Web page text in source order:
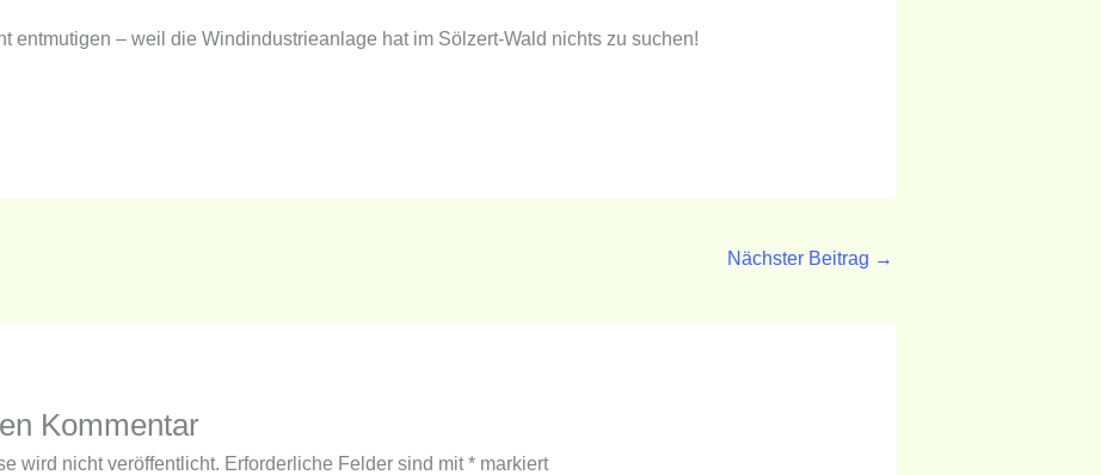
entmutigen – weil die Windindustrieanlage hat im Sölzert-Wald nichts zu suchen!
Nächster Beitrag →
Kommentar
wird nicht veröffentlicht. Erforderliche Felder sind mit*markiert